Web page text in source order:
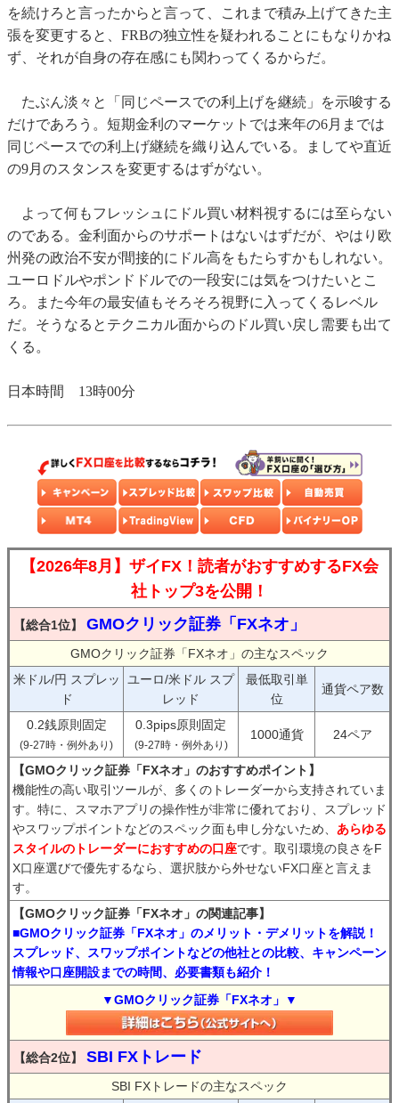
を続けろと言ったからと言って、これまで積み上げてきた主
張を変更すると、FRBの独立性を疑われることにもなりかね
ず、それが自身の存在感にも関わってくるからだ。
たぶん淡々と「同じペースでの利上げを継続」を示唆する
だけであろう。短期金利のマーケットでは来年の6月までは
同じペースでの利上げ継続を織り込んでいる。ましてや直近
の9月のスタンスを変更するはずがない。
よって何もフレッシュにドル買い材料視するには至らない
のである。金利面からのサポートはないはずだが、やはり欧
州発の政治不安が間接的にドル高をもたらすかもしれない。
ユーロドルやポンドドルでの一段安には気をつけたいとこ
ろ。また今年の最安値もそろそろ視野に入ってくるレベル
だ。そうなるとテクニカル面からのドル買い戻し需要も出て
くる。
日本時間 13時00分
【2026年8月】ザイFX！読者がおすすめするFX会
社トップ3を公開！
【総合1位】 GMOクリック証券「FXネオ」
GMOクリック証券「FXネオ」の主なスペック
米ドル/円 スプレッ
ド
ユーロ/米ドル スプ
レッド
最低取引単
位
通貨ペア数
0.2銭原則固定
(9-27時・例外あり)
0.3pips原則固定
(9-27時・例外あり)
1000通貨 24ペア
【GMOクリック証券「FXネオ」のおすすめポイント】
機能性の高い取引ツールが、多くのトレーダーから支持されていま
す。特に、スマホアプリの操作性が非常に優れており、スプレッド
やスワップポイントなどのスペック面も申し分ないため、 あらゆる
スタイルのトレーダーにおすすめの口座です。取引環境の良さをF
X口座選びで優先するなら、選択肢から外せないFX口座と言えま
す。
【GMOクリック証券「FXネオ」の関連記事】
■GMOクリック証券「FXネオ」のメリット・デメリットを解説！
スプレッド、スワップポイントなどの他社との比較、キャンペーン
情報や口座開設までの時間、必要書類も紹介！
▼GMOクリック証券「FXネオ」▼
【総合2位】 SBI FXトレード
SBI FXトレードの主なスペック